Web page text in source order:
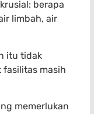
berapa
limbah, air
itu tidak
fasilitas masih
memerlukan